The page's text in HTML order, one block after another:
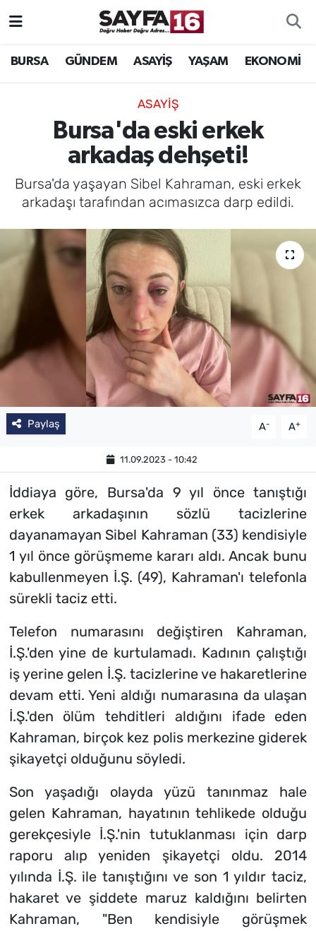
BURSA GÜNDEM ASAYİŞ YAŞAM EKONOMİ
ASAYİŞ
Bursa'da eski erkek
arkadaş dehşeti!
Bursa'da yaşayan Sibel Kahraman, eski erkek
arkadaşı tarafından acımasızca darp edildi.
Paylaş A- A+
11.09.2023 - 10:42
İddiaya göre, Bursa'da 9 yıl önce tanıştığı
erkek arkadaşının sözlü tacizlerine
dayanamayan Sibel Kahraman (33) kendisiyle
1 yıl önce görüşmeme kararı aldı. Ancak bunu
kabullenmeyen İ.Ş. (49), Kahraman'ı telefonla
sürekli taciz etti.
Telefon numarasını değiştiren Kahraman,
İ.Ş.'den yine de kurtulamadı. Kadının çalıştığı
iş yerine gelen İ.Ş. tacizlerine ve hakaretlerine
devam etti. Yeni aldığı numarasına da ulaşan
İ.Ş.'den ölüm tehditleri aldığını ifade eden
Kahraman, birçok kez polis merkezine giderek
şikayetçi olduğunu söyledi.
Son yaşadığı olayda yüzü tanınmaz hale
gelen Kahraman, hayatının tehlikede olduğu
gerekçesiyle İ.Ş.'nin tutuklanması için darp
raporu alıp yeniden şikayetçi oldu. 2014
yılında İ.Ş. ile tanıştığını ve son 1 yıldır taciz,
hakaret ve şiddete maruz kaldığını belirten
Kahraman, "Ben kendisiyle görüşmek
ÖZEL HABER
MAGAZİN
BİLİM
DÜNYA
TEKNOLOJİ
SPOR
EĞİTİM
SAĞLIK
TV REHBERİ
Hava Durumu
TFF 2.Lig Beyaz Grup Puan Durumu ve Fikstür
Tüm Manşetler
Son Dakika Haberleri
Haber Arşivi